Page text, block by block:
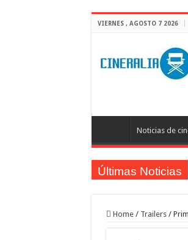
VIERNES , AGOSTO 7 2026
Noticias de
Últimas Noticias
Home / Trailers /